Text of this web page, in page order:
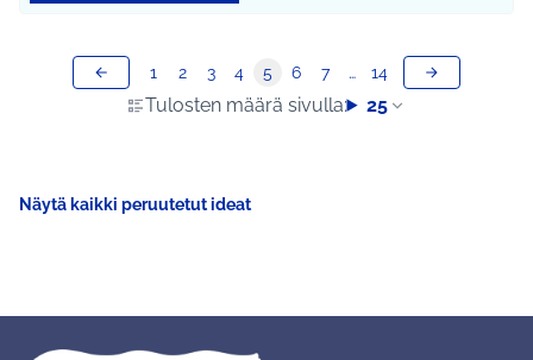
Tulosten määrä sivulla: 25
1 2 3 4 5 6 7 … 14
Näytä kaikki peruutetut ideat